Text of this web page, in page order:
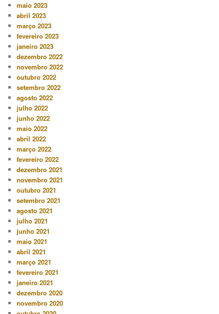
maio 2023
abril 2023
março 2023
fevereiro 2023
janeiro 2023
dezembro 2022
novembro 2022
outubro 2022
setembro 2022
agosto 2022
julho 2022
junho 2022
maio 2022
abril 2022
março 2022
fevereiro 2022
dezembro 2021
novembro 2021
outubro 2021
setembro 2021
agosto 2021
julho 2021
junho 2021
maio 2021
abril 2021
março 2021
fevereiro 2021
janeiro 2021
dezembro 2020
novembro 2020